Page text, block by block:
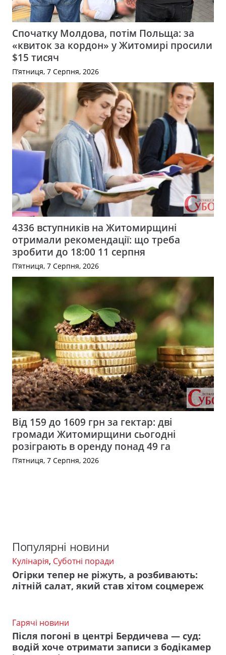
Спочатку Молдова, потім Польща: за
«квиток за кордон» у Житомирі просили
$15 тисяч
П’ятниця, 7 Серпня, 2026
4336 вступників на Житомирщині
отримали рекомендації: що треба
зробити до 18:00 11 серпня
П’ятниця, 7 Серпня, 2026
Від 159 до 1609 грн за гектар: дві
громади Житомирщини сьогодні
розіграють в оренду понад 49 га
П’ятниця, 7 Серпня, 2026
Популярні новини
Кулінарія, Суботні поради
Огірки тепер не ріжуть, а розбивають:
літній салат, який став хітом соцмереж
Гарячі новини
Після погоні в центрі Бердичева — суд:
водій хоче отримати записи з бодікамер